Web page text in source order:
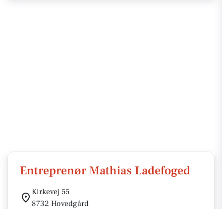
Entreprenør Mathias Ladefoged
Kirkevej 55
8732 Hovedgård